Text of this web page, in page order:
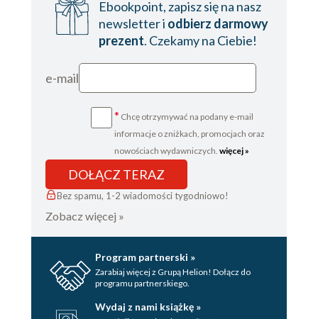
4. Konsekwencje społeczno-kulturowe dokonań
oświecenia 403
Indeks osób 410
Ebookpoint, zapisz się na nasz
newsletter i odbierz darmowy
prezent. Czekamy na Ciebie!
e-mail
* Chcę otrzymywać na podany e-mail
informacje o zniżkach, promocjach oraz
nowościach wydawniczych. więcej »
DOŁĄCZ TERAZ
Bez spamu, 1-2 wiadomości tygodniowo!
Zobacz więcej »
Program partnerski »
Zarabiaj więcej z Grupą Helion! Dołącz do
programu partnerskiego.
Wydaj z nami książkę »